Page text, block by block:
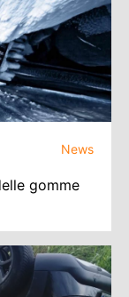
News
gomme